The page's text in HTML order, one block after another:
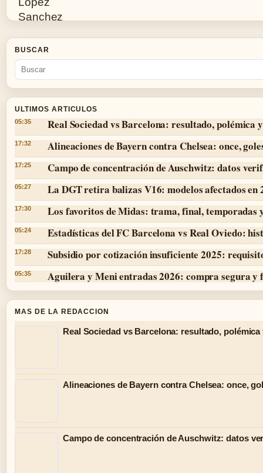
BUSCAR
ULTIMOS ARTICULOS
05:35 Real Sociedad vs Barcelona: resultado, polémica
17:32 Alineaciones de Bayern contra Chelsea: once,
17:25 Campo de concentración de Auschwitz: datos
05:27 La DGT retira balizas V16: modelos afectados en
17:30 Los favoritos de Midas: trama, final, temporadas
05:24 Estadísticas del FC Barcelona vs Real Oviedo:
17:28 Subsidio por cotización insuficiente 2025:
05:35 Aguilera y Meni entradas 2026: compra segura y
MAS DE LA REDACCION
Real Sociedad vs Barcelona: resultado,
Alineaciones de Bayern contra Chelsea: once,
Campo de concentración de Auschwitz: datos